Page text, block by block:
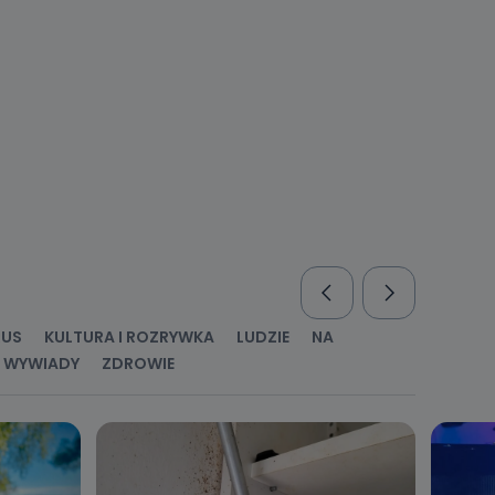
od
KULTURA I ROZRYWKA LUDZIE
NA
WYWIADY ZDROWIE